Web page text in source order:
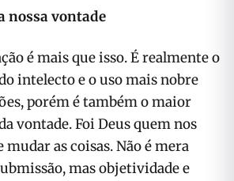
nossa vontade
é mais que isso. É realmente o
inte­lecto e o uso mais nobre
porém é também o maior
vontade. Foi Deus quem nos
mudar as coisas. Não é mera
mas objetividade e